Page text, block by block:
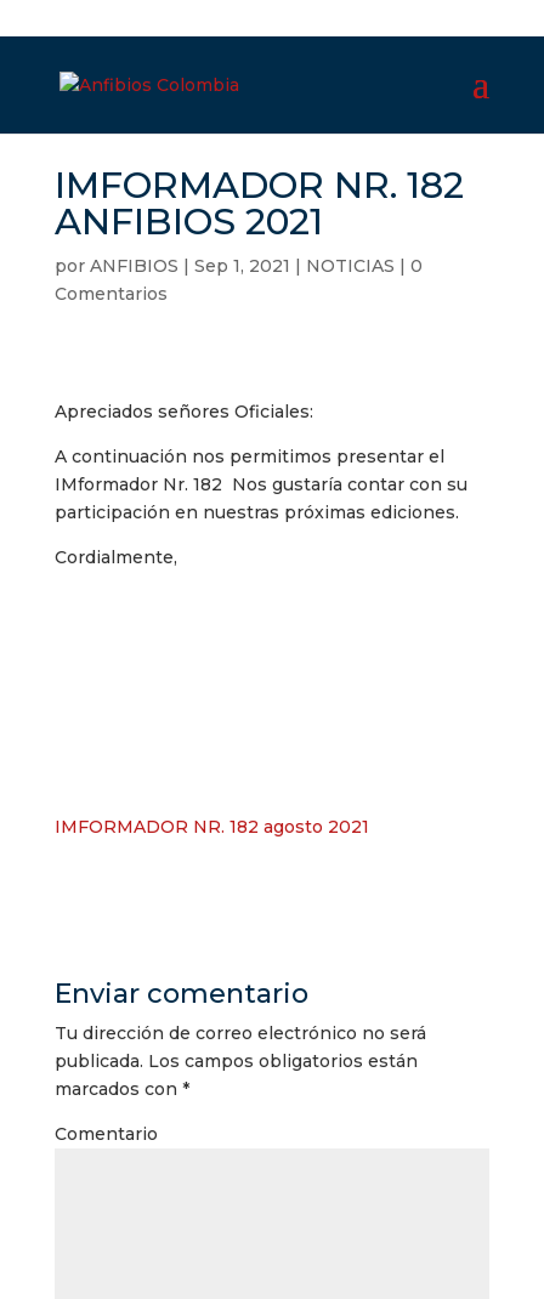
IMFORMADOR NR. 182
ANFIBIOS 2021
por ANFIBIOS | Sep 1, 2021 | NOTICIAS | 0
Comentarios
Apreciados señores Oficiales:
A continuación nos permitimos presentar el
IMformador Nr. 182 Nos gustaría contar con su
participación en nuestras próximas ediciones.
Cordialmente,
IMFORMADOR NR. 182 agosto 2021
Enviar comentario
Tu dirección de correo electrónico no será
publicada. Los campos obligatorios están
marcados con *
Comentario